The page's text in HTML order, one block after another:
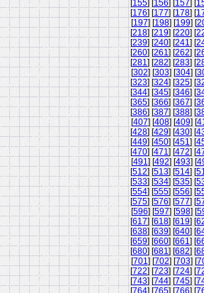
[155] [156] [157] [
[176] [177] [178] [
[197] [198] [199] [
[218] [219] [220] [
[239] [240] [241] [
[260] [261] [262] [
[281] [282] [283] [
[302] [303] [304] [
[323] [324] [325] [
[344] [345] [346] [
[365] [366] [367] [
[386] [387] [388] [
[407] [408] [409] [
[428] [429] [430] [
[449] [450] [451] [
[470] [471] [472] [
[491] [492] [493] [
[512] [513] [514] [
[533] [534] [535] [
[554] [555] [556] [
[575] [576] [577] [
[596] [597] [598] [
[617] [618] [619] [
[638] [639] [640] [
[659] [660] [661] [
[680] [681] [682] [
[701] [702] [703] [
[722] [723] [724] [
[743] [744] [745] [
[764] [765] [766] [